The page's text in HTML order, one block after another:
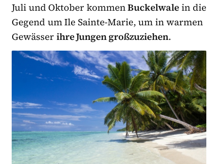
Juli und Oktober kommenBuckelwalein die
Gegend um Ile Sainte-Marie, um in warmen
Gewässerihre Jungen großzuziehen.